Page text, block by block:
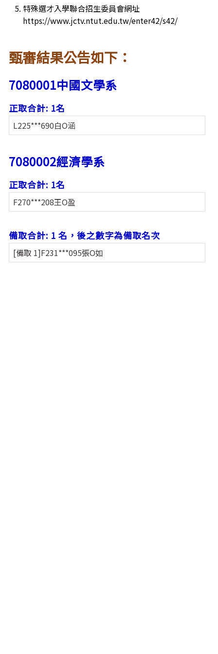
特殊選才入學聯合招生委員會網址
https://www.jctv.ntut.edu.tw/enter42/s42/
甄審結果公告如下：
7080001中國文學系
正取合計: 1名
L225***690白O涵
7080002經濟學系
正取合計: 1名
F270***208王O盈
備取合計: 1 名，後之數字為備取名次
[備取 1]F231***095張O如